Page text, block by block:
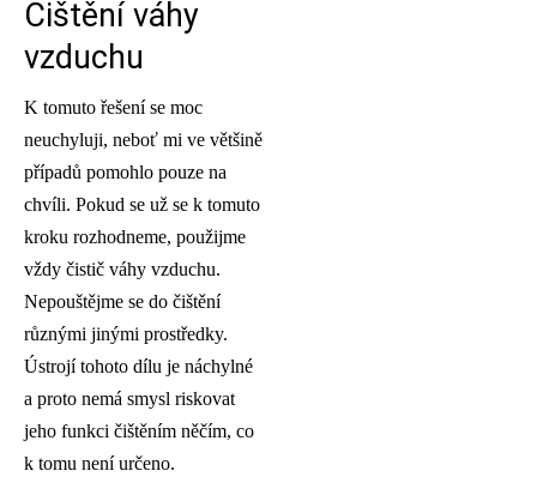
Čištění váhy
vzduchu
K tomuto řešení se moc
neuchyluji, neboť mi ve většině
případů pomohlo pouze na
chvíli. Pokud se už se k tomuto
kroku rozhodneme, použijme
vždy čistič váhy vzduchu.
Nepouštějme se do čištění
různými jinými prostředky.
Ústrojí tohoto dílu je náchylné
a proto nemá smysl riskovat
jeho funkci čištěním něčím, co
k tomu není určeno.